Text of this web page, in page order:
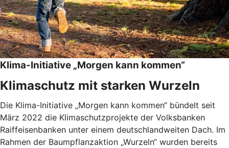
Klima-Initiative „Morgen kann kommen“
Klimaschutz mit starken Wurzeln
Die Klima-Initiative „Morgen kann kommen“ bündelt seit
März 2022 die Klimaschutzprojekte der Volksbanken
Raiffeisenbanken unter einem deutschlandweiten Dach. Im
Rahmen der Baumpflanzaktion „Wurzeln“ wurden bereits